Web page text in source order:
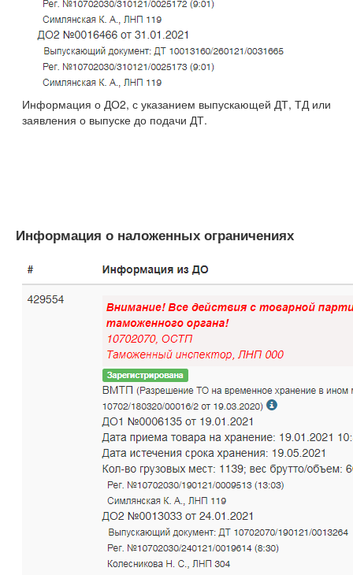
Информация о ДО2, с указанием выпускающей ДТ, ТД или
заявления о выпуске до подачи ДТ.
Информация о наложенных ограничениях